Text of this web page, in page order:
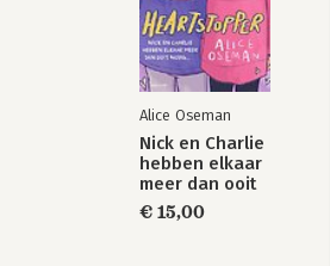
Alice Oseman
Nick en Charlie
hebben elkaar
meer dan ooit
nodig…
€ 15,00